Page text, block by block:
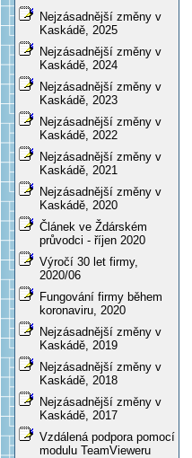
Nejzásadnější změny v
Kaskádě, 2025
Nejzásadnější změny v
Kaskádě, 2024
Nejzásadnější změny v
Kaskádě, 2023
Nejzásadnější změny v
Kaskádě, 2022
Nejzásadnější změny v
Kaskádě, 2021
Nejzásadnější změny v
Kaskádě, 2020
Článek ve Ždárském
průvodci - říjen 2020
Výročí 30 let firmy,
2020/06
Fungování firmy během
koronaviru, 2020
Nejzásadnější změny v
Kaskádě, 2019
Nejzásadnější změny v
Kaskádě, 2018
Nejzásadnější změny v
Kaskádě, 2017
Vzdálená podpora pomocí
modulu TeamVieweru